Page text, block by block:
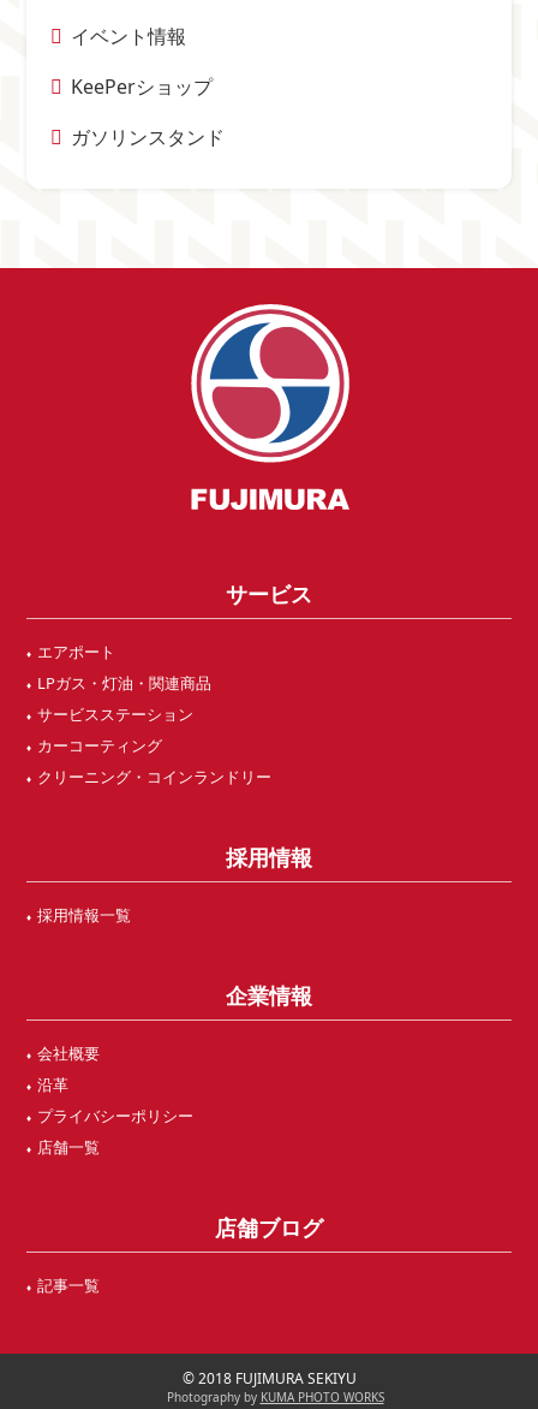
イベント情報
KeePerショップ
ガソリンスタンド
サービス
エアポート
LPガス・灯油・関連商品
サービスステーション
カーコーティング
クリーニング・コインランドリー
採用情報
採用情報一覧
企業情報
会社概要
沿革
プライバシーポリシー
店舗一覧
店舗ブログ
記事一覧
© 2018 FUJIMURA SEKIYU
Photography by KUMA PHOTO WORKS